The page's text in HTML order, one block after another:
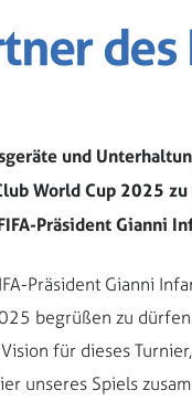
und
World Cup 2025
Präsident Gianni
Präsident Gianni
begrüßen zu
für dieses
unseres Spiels